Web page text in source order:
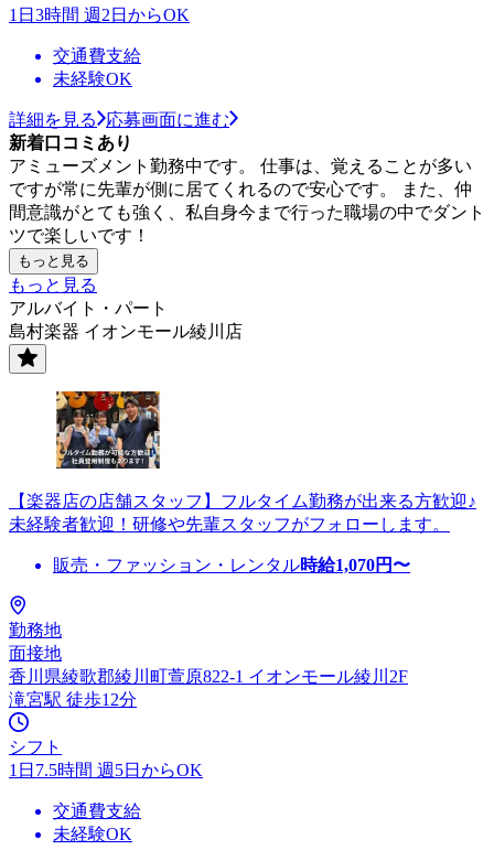
1日3時間 週2日からOK
交通費支給
未経験OK
詳細を見る
応募画面に進む
新着口コミあり
アミューズメント勤務中です。 仕事は、覚えることが多い
ですが常に先輩が側に居てくれるので安心です。 また、仲
間意識がとても強く、私自身今まで行った職場の中でダント
ツで楽しいです！
もっと見る
もっと見る
アルバイト・パート
島村楽器 イオンモール綾川店
【楽器店の店舗スタッフ】フルタイム勤務が出来る方歓迎♪
未経験者歓迎！研修や先輩スタッフがフォローします。
販売・ファッション・レンタル時給1,070円〜
勤務地
面接地
香川県綾歌郡綾川町萱原822-1 イオンモール綾川2F
滝宮駅 徒歩12分
シフト
1日7.5時間 週5日からOK
交通費支給
未経験OK